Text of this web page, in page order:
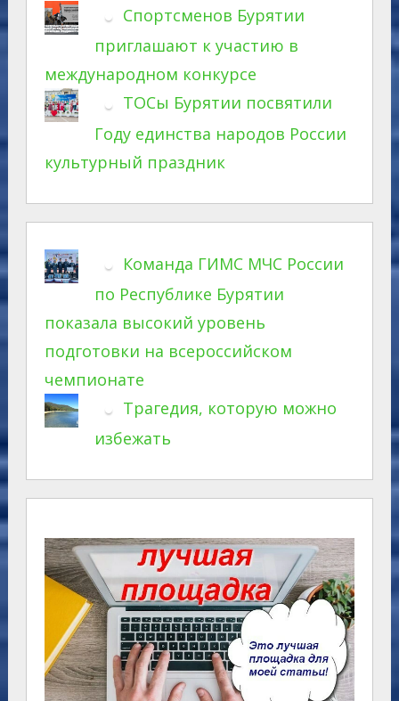
Спортсменов Бурятии
приглашают к участию в
международном конкурсе
ТОСы Бурятии посвятили
Году единства народов России
культурный праздник
Команда ГИМС МЧС России
по Республике Бурятии
показала высокий уровень
подготовки на всероссийском
чемпионате
Трагедия, которую можно
избежать